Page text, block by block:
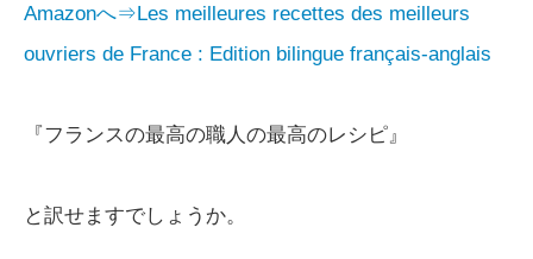
Amazonへ⇒Les meilleures recettes des meilleurs
ouvriers de France : Edition bilingue français-anglais
『フランスの最高の職人の最高のレシピ』
と訳せますでしょうか。